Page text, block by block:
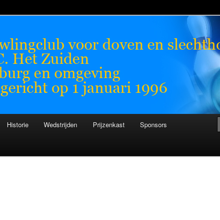
Historie Wedstrijden Prijzenkast Sponsors